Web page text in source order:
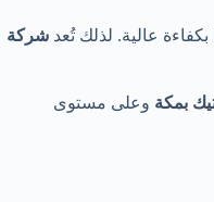
عالية. لذلك تُعد شركة
بمكة وعلى مستوى